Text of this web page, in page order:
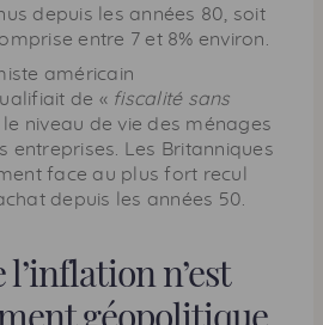
depuis les années 80, soit
entre 7 et 8% environ.
américain
de « fiscalité sans
niveau de vie des ménages
entreprises. Les Britanniques
face au plus fort recul
depuis les années 50.
l’inflation n’est
géopolitique